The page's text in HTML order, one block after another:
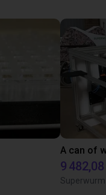
A can of
9
Superwurm